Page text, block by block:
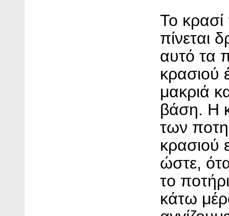
Το κρασί
πίνεται
αυτό τα
κρασιού
μακριά
βάση. Η
των
κρασιού
ώστε,
το
κάτω